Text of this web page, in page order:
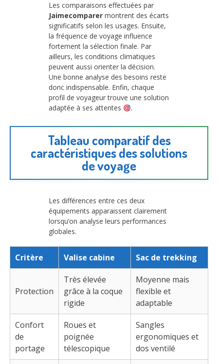
Les comparaisons effectuées par
Jaimecomparer montrent des écarts
significatifs selon les usages. Ensuite,
la fréquence de voyage influence
fortement la sélection finale. Par
ailleurs, les conditions climatiques
peuvent aussi orienter la décision.
Une bonne analyse des besoins reste
donc indispensable. Enfin, chaque
profil de voyageur trouve une solution
adaptée à ses attentes
.
Tableau comparatif des
caractéristiques des solutions
de voyage
Les différences entre ces deux
équipements apparaissent clairement
lorsqu’on analyse leurs performances
globales.
Critère Valise cabine Sac de trekking
Protection
Très élevée
grâce à la coque
rigide
Moyenne mais
flexible et
adaptable
Confort
de
portage
Roues et
poignée
télescopique
Sangles
ergonomiques et
dos ventilé